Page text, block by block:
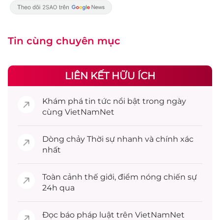
Tin cùng chuyên mục
LIÊN KẾT HỮU ÍCH
Khám phá tin tức nổi bật trong ngày
cùng VietNamNet
Dòng chảy Thời sự nhanh và chính xác
nhất
Toàn cảnh thế giới, điểm nóng chiến sự
24h qua
Đọc báo pháp luật trên VietNamNet